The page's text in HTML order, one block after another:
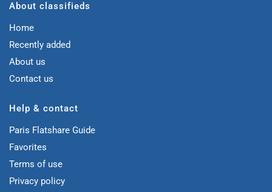
About classifieds
Home
Recently added
About us
Contact us
Help & contact
Paris Flatshare Guide
Favorites
Terms of use
Privacy policy